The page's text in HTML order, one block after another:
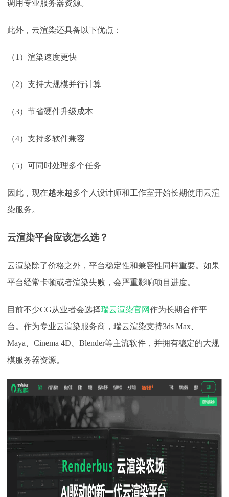
调用专业服务器资源。
此外，云渲染还具备以下优点：
（1 ）渲染速度更快
（2）支持大规模并行计算
（3）节省硬件升级成本
（4）支持多软件兼容
（5）可同时处理多个任务
因此，现在越来越多个人设计师和工作室开始长期使用云渲
染服务。
云渲染平台应该怎么选？
云渲染除了价格之外，平台稳定性和兼容性同样重要。如果
平台经常卡顿或者渲染失败，会严重影响项目进度。
目前不少CG从业者会选择瑞云渲染官网作为长期合作平
台。作为专业云渲染服务商，瑞云渲染支持3ds Max、
Maya、Cinema 4D、Blender等主流软件，并拥有稳定的大规
模服务器资源。